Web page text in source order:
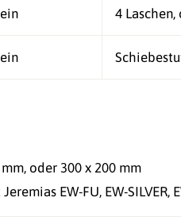
4
oder 300 x 200 mm
EW-FU, EW-SILVER,